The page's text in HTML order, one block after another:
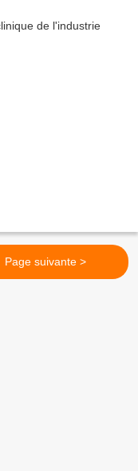
Page suivante >